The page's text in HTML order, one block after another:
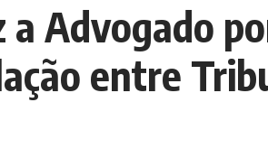
a Advogado
entre